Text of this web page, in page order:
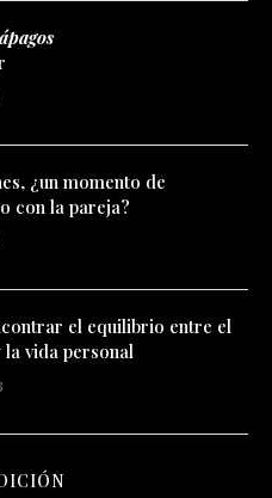
¿un momento de
con la pareja?
el equilibrio entre el
vida personal